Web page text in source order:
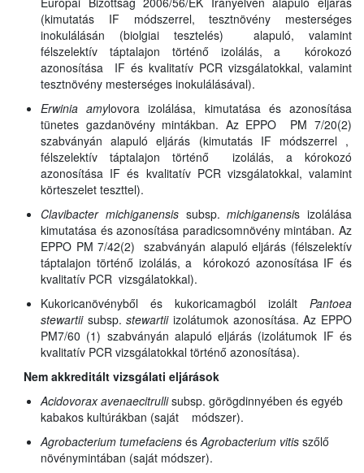
(kimutatás IF módszerrel, tesztnövény mesterséges
inokulálásán (biolgiai tesztelés) alapuló, valamint
félszelektív táptalajon történő izolálás, a kórokozó
azonosítása IF és kvalitatív PCR vizsgálatokkal, valamint
tesztnövény mesterséges inokulálásával).
Erwinia amylovora izolálása, kimutatása és azonosítása
tünetes gazdanövény mintákban. Az EPPO PM 7/20(2)
szabványán alapuló eljárás (kimutatás IF módszerrel ,
félszelektív táptalajon történő izolálás, a kórokozó
azonosítása IF és kvalitatív PCR vizsgálatokkal, valamint
körteszelet teszttel).
Clavibacter michiganensissubsp.michiganensis izolálása
kimutatása és azonosítása paradicsomnövény mintában. Az
EPPO PM 7/42(2) szabványán alapuló eljárás (félszelektív
táptalajon történő izolálás, a kórokozó azonosítása IF és
kvalitatív PCR vizsgálatokkal).
Kukoricanövényből és kukoricamagból izolált Pantoea
stewartii subsp. stewartiiizolátumok azonosítása. Az EPPO
PM7/60 (1) szabványán alapuló eljárás (izolátumok IF és
kvalitatív PCR vizsgálatokkal történő azonosítása).
Nem akkreditált vizsgálati eljárások
Acidovorax avenaecitrullisubsp. görögdinnyében és egyéb
kabakos kultúrákban (saját módszer).
Agrobacterium tumefaciens ésAgrobacterium vitis szőlő
növénymintában (saját módszer).